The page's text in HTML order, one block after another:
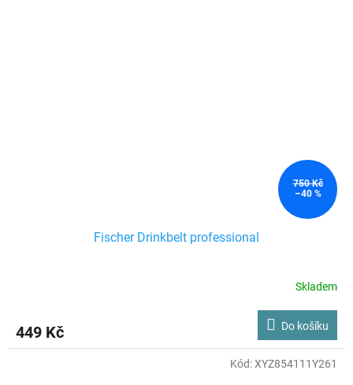
750 Kč
–40 %
Fischer Drinkbelt professional
Skladem
449 Kč Do košíku
Kód:XYZ854111Y261